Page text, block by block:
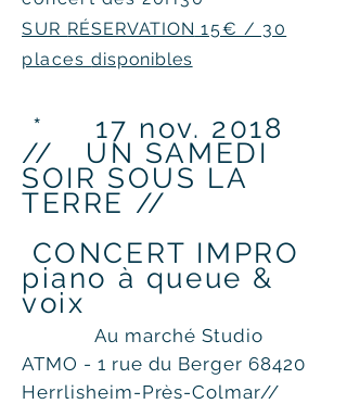
SUR RÉSERVATION 15€ / 30
placesdisponibles
* 17 nov. 2018
// UN SAMEDI
SOIR SOUS LA
TERRE //
CONCERT IMPRO
piano à queue &
voix
Au marché Studio
ATMO - 1 rue du Berger 68420
Herrlisheim-Près-Colmar//